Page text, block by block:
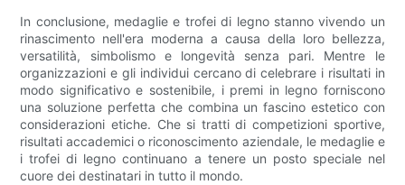
In conclusione, medaglie e trofei di legno stanno vivendo un
rinascimento nell'era moderna a causa della loro bellezza,
versatilità, simbolismo e longevità senza pari. Mentre le
organizzazioni e gli individui cercano di celebrare i risultati in
modo significativo e sostenibile, i premi in legno forniscono
una soluzione perfetta che combina un fascino estetico con
considerazioni etiche. Che si tratti di competizioni sportive,
risultati accademici o riconoscimento aziendale, le medaglie e
i trofei di legno continuano a tenere un posto speciale nel
cuore dei destinatari in tutto il mondo.